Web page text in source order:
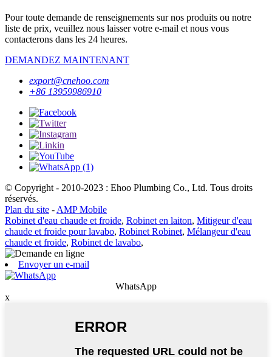
Pour toute demande de renseignements sur nos produits ou notre
liste de prix, veuillez nous laisser votre e-mail et nous vous
contacterons dans les 24 heures.
DEMANDEZ MAINTENANT
export@cnehoo.com
+86 13959986910
© Copyright - 2010-2023 : Ehoo Plumbing Co., Ltd. Tous droits
réservés.
Plan du site - AMP Mobile
Robinet d'eau chaude et froide, Robinet en laiton, Mitigeur d'eau
chaude et froide pour lavabo, Robinet Robinet, Mélangeur d'eau
chaude et froide, Robinet de lavabo,
Envoyer un e-mail
WhatsApp
x